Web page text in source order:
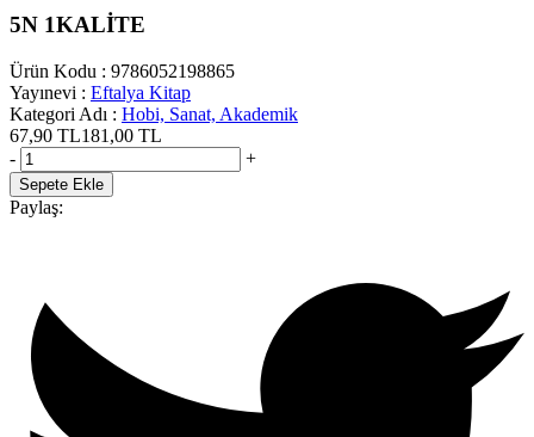
5N 1KALİTE
Ürün Kodu : 9786052198865
Yayınevi : Eftalya Kitap
Kategori Adı : Hobi, Sanat, Akademik
67,90 TL181,00 TL
-
+
Sepete Ekle
Paylaş: